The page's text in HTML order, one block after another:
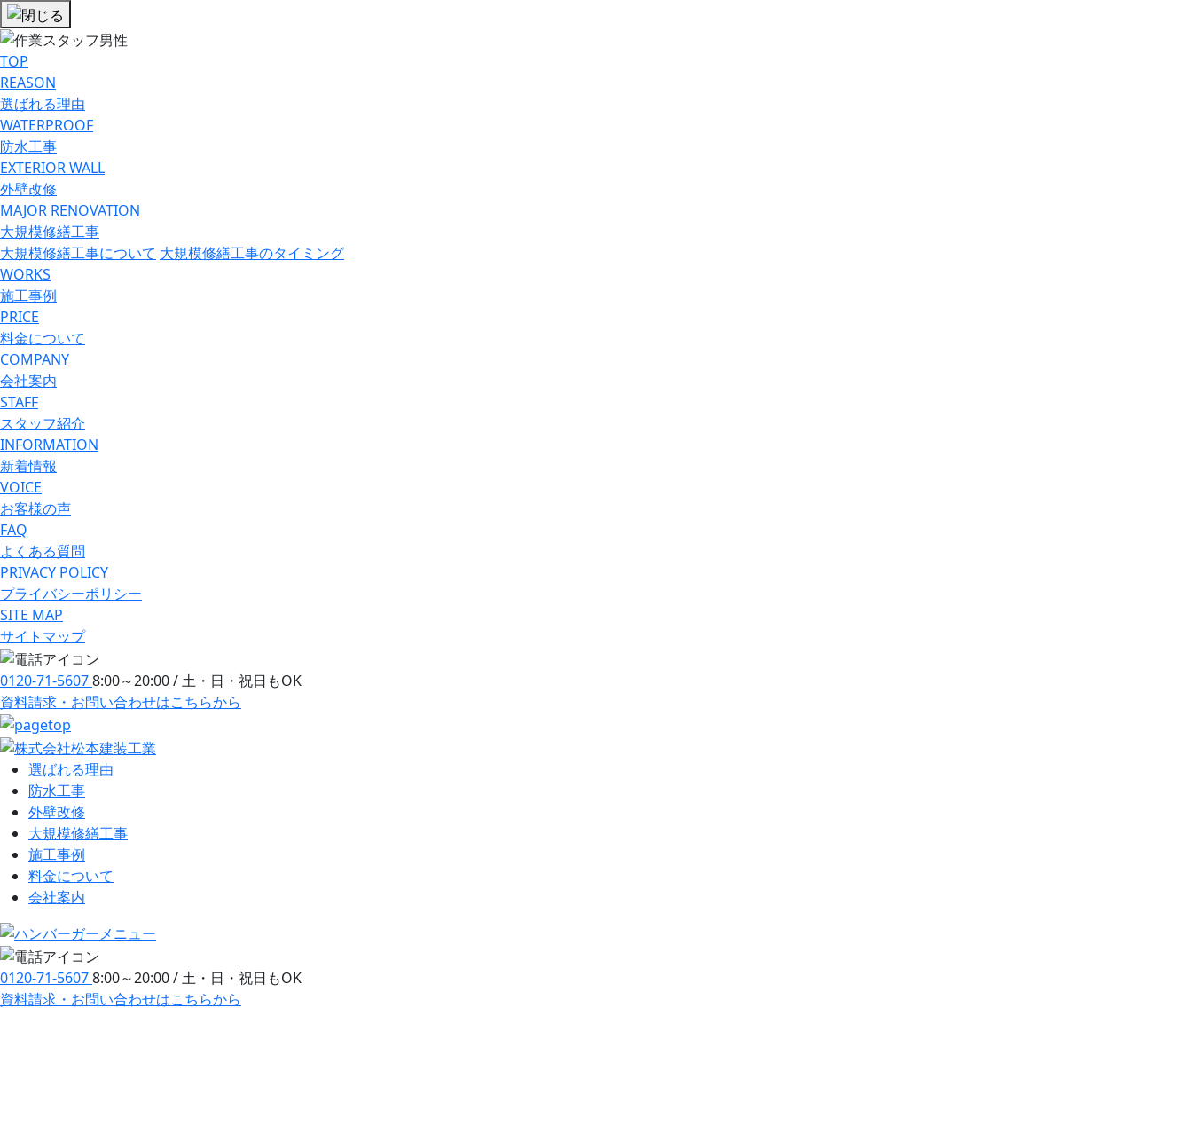
TOP
REASON
選ばれる理由
WATERPROOF
防⽔⼯事
EXTERIOR WALL
外壁改修
MAJOR RENOVATION
大規模修繕工事
大規模修繕工事について 大規模修繕工事のタイミング
WORKS
施工事例
PRICE
料金について
COMPANY
会社案内
STAFF
スタッフ紹介
INFORMATION
新着情報
VOICE
お客様の声
FAQ
よくある質問
PRIVACY POLICY
プライバシーポリシー
SITE MAP
サイトマップ
0120-71-56078:00～20:00 / 土・日・祝日もOK
資料請求・お問い合わせはこちらから
選ばれる理由
防⽔⼯事
外壁改修
大規模修繕工事
施工事例
料金について
会社案内
0120-71-56078:00～20:00 / 土・日・祝日もOK
資料請求・お問い合わせはこちらから